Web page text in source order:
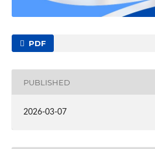
PDF
PUBLISHED
2026-03-07